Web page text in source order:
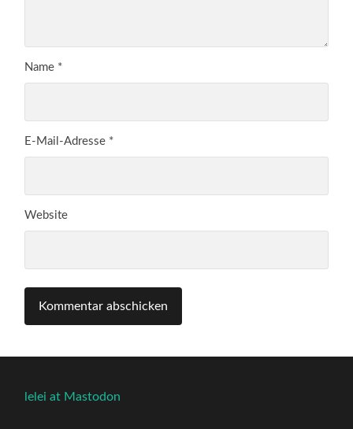
Name *
E-Mail-Adresse *
Website
lelei at Mastodon